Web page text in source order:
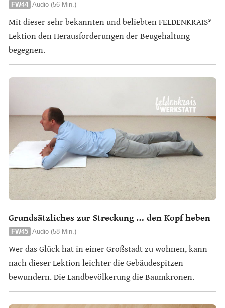
FW44 Audio (56 Min.)
Mit dieser sehr bekannten und beliebten FELDENKRAIS®
Lektion den Herausforderungen der Beugehaltung
begegnen.
Grundsätzliches zur Streckung … den Kopf heben
FW45 Audio (58 Min.)
Wer das Glück hat in einer Großstadt zu wohnen, kann
nach dieser Lektion leichter die Gebäudespitzen
bewundern. Die Landbevölkerung die Baumkronen.